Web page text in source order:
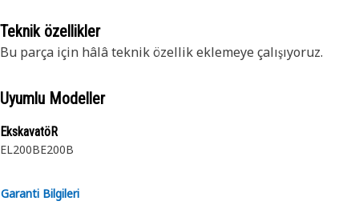
Teknik özellikler
Bu parça için hâlâ teknik özellik eklemeye çalışıyoruz.
Uyumlu Modeller
EkskavatöR
EL200BE200B
Garanti Bilgileri